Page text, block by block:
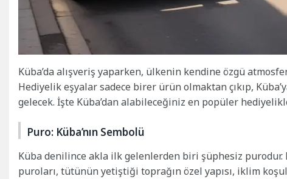
Küba’da alışveriş yaparken, ülkenin kendine özgü
Hediyelik eşyalar sadece birer ürün olmaktan çıkıp,
gelecek. İşte Küba’dan alabileceğiniz en popüler
Puro: Küba’nın Sembolü
Küba denilince akla ilk gelenlerden biri şüphesiz
puroları, tütünün yetiştiği toprağın özel yapısı, iklim